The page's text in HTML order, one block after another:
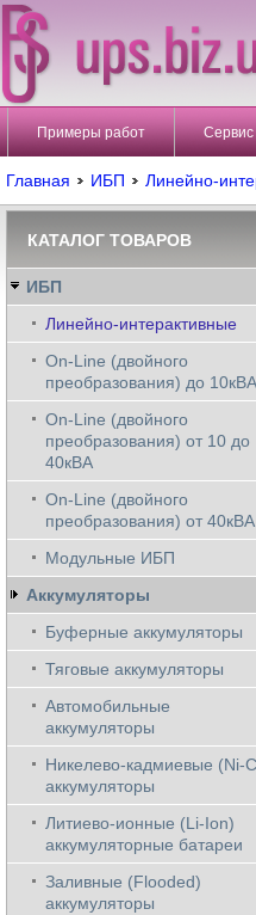
Примеры работ Сервис
Главная ИБП Линейно-
КАТАЛОГ ТОВАРОВ
ИБП
Линейно-интерактивные
On-Line (двойного
преобразования) до 10кВА
On-Line (двойного
преобразования) от 10 до
40кВА
On-Line (двойного
преобразования) от 40кВА
Модульные ИБП
Аккумуляторы
Буферные аккумуляторы
Тяговые аккумуляторы
Автомобильные
аккумуляторы
Никелево-кадмиевые (Ni-
аккумуляторы
Литиево-ионные (Li-Ion)
аккумуляторные батареи
Заливные (Flooded)
аккумуляторы